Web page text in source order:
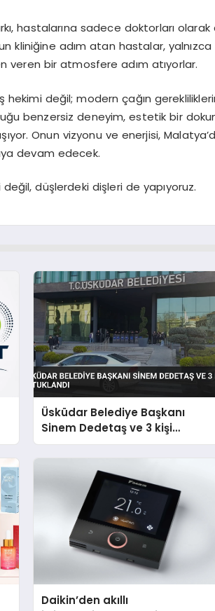
hastalarına sadece doktorları
kliniğine adım atan hastalar,
veren bir atmosfere adım atıyorlar.
hekimi değil; modern çağın
benzersiz deneyim, estetik bir
Onun vizyonu ve enerjisi,
devam edecek.
düşlerdeki dişleri de yapıyoruz.
Üsküdar Belediye Başkanı
Sinem Dedetaş ve 3 kişi
tutuklandı
Daikin’den akıllı